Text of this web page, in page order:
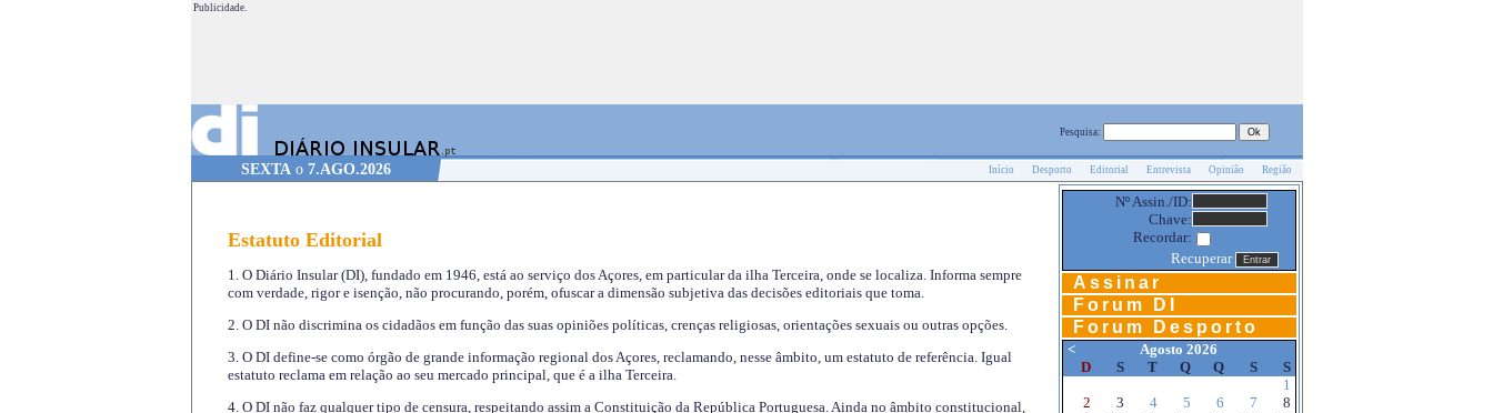
Publicidade.
Pesquisa:
SEXTAo 7.AGO.2026 Início Desporto Editorial Entrevista Opinião Região
Estatuto Editorial
1. O Diário Insular (DI), fundado em 1946, está ao serviço dos Açores, em particular da ilha Terceira, onde se localiza. Informa sempre
com verdade, rigor e isenção, não procurando, porém, ofuscar a dimensão subjetiva das decisões editoriais que toma.
2. O DI não discrimina os cidadãos em função das suas opiniões políticas, crenças religiosas, orientações sexuais ou outras opções.
3. O DI define-se como órgão de grande informação regional dos Açores, reclamando, nesse âmbito, um estatuto de referência. Igual
estatuto reclama em relação ao seu mercado principal, que é a ilha Terceira.
4. O DI não faz qualquer tipo de censura, respeitando assim a Constituição da República Portuguesa. Ainda no âmbito constitucional,
Nº Assin./ID:
Chave:
Recordar:
Recuperar
Assinar
Forum DI
Forum Desporto
<
Agosto 2026
D
S T Q Q S
S
1
2
3 4 5 6 7
8